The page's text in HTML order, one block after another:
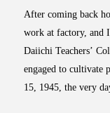
After coming back
work at factory, and
Daiichi Teachers’
engaged to cultivate
15, 1945, the very